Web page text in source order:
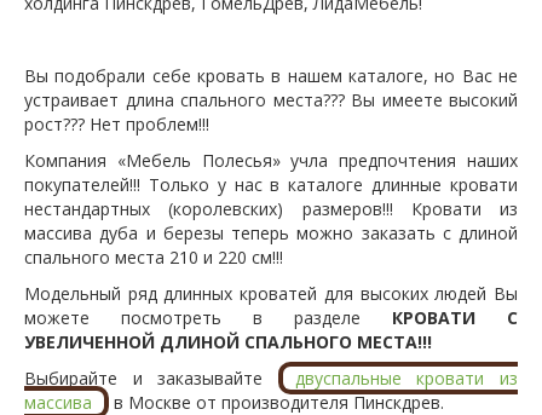
Вы подобрали себе кровать в нашем каталоге, но Вас не
устраивает длина спального места??? Вы имеете высокий
рост??? Нет проблем!!!
Компания «Мебель Полесья» учла предпочтения наших
покупателей!!! Только у нас в каталоге длинные кровати
нестандартных (королевских) размеров!!! Кровати из
массива дуба и березы теперь можно заказать с длиной
спального места 210 и 220 см!!!
Модельный ряд длинных кроватей для высоких людей Вы
можете посмотреть в разделе КРОВАТИ С
УВЕЛИЧЕННОЙ ДЛИНОЙ СПАЛЬНОГО МЕСТА!!!
Выбирайте и заказывайте
двуспальные кровати из
массива
в Москве от производителя Пинскдрев.